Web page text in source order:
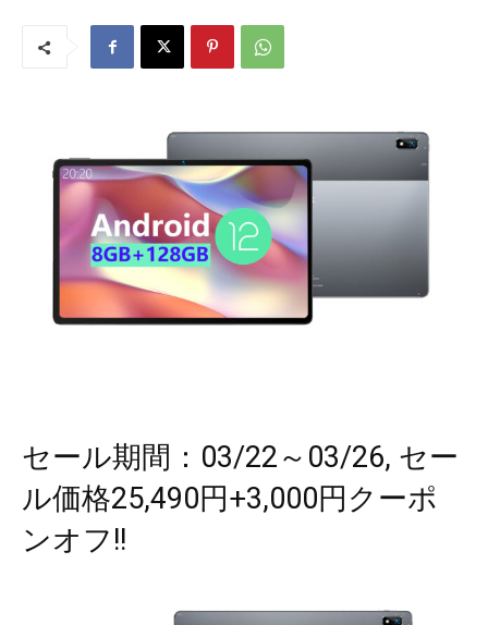
セール期間：03/22～03/26, セー
ル価格25,490円+3,000円クーポ
ンオフ!!